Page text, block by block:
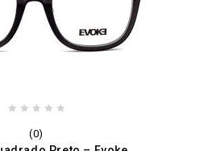
(0)